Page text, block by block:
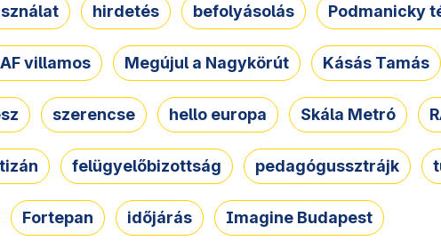
hirdetés befolyásolás Podmanicky
villamos Megújul a Nagykörút Kásás Tamás
szerencse hello europa Skála Metró
felügyelőbizottság pedagógussztrájk
Fortepan időjárás Imagine Budapest